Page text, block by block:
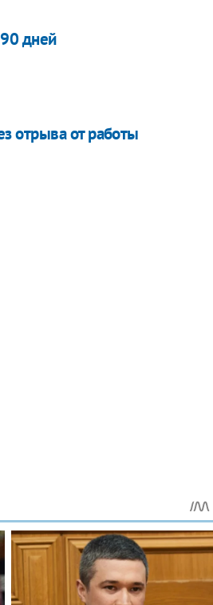
дней
отрыва от работы